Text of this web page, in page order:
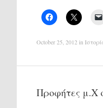
October 25, 2012 in
Προφήτες μ.Χ